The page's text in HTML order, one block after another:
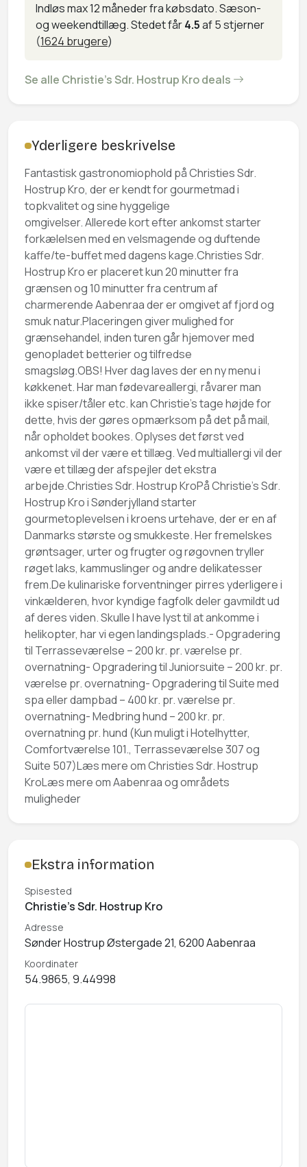
Indløs max 12 måneder fra købsdato. Sæson-
og weekendtillæg. Stedet får4.5af 5 stjerner
(1624 brugere)
Se alle Christie's Sdr. Hostrup Kro deals
Yderligere beskrivelse
Fantastisk gastronomiophold på Christies Sdr.
Hostrup Kro, der er kendt for gourmetmad i
topkvalitet og sine hyggelige
omgivelser. Allerede kort efter ankomst starter
forkælelsen med en velsmagende og duftende
kaffe/te-buffet med dagens kage.Christies Sdr.
Hostrup Kro er placeret kun 20 minutter fra
grænsen og 10 minutter fra centrum af
charmerende Aabenraa der er omgivet af fjord og
smuk natur.Placeringen giver mulighed for
grænsehandel, inden turen går hjemover med
genopladet betterier og tilfredse
smagsløg.OBS! Hver dag laves der en ny menu i
køkkenet. Har man fødevareallergi, råvarer man
ikke spiser/tåler etc. kan Christie’s tage højde for
dette, hvis der gøres opmærksom på det på mail,
når opholdet bookes. Oplyses det først ved
ankomst vil der være et tillæg. Ved multiallergi vil der
være et tillæg der afspejler det ekstra
arbejde.Christies Sdr. Hostrup KroPå Christie’s Sdr.
Hostrup Kro i Sønderjylland starter
gourmetoplevelsen i kroens urtehave, der er en af
Danmarks største og smukkeste. Her fremelskes
grøntsager, urter og frugter og røgovnen tryller
røget laks, kammuslinger og andre delikatesser
frem.De kulinariske forventninger pirres yderligere i
vinkælderen, hvor kyndige fagfolk deler gavmildt ud
af deres viden. Skulle I have lyst til at ankomme i
helikopter, har vi egen landingsplads.- Opgradering
til Terrasseværelse – 200 kr. pr. værelse pr.
overnatning- Opgradering til Juniorsuite – 200 kr. pr.
værelse pr. overnatning- Opgradering til Suite med
spa eller dampbad – 400 kr. pr. værelse pr.
overnatning- Medbring hund – 200 kr. pr.
overnatning pr. hund (Kun muligt i Hotelhytter,
Comfortværelse 101., Terrasseværelse 307 og
Suite 507)Læs mere om Christies Sdr. Hostrup
KroLæs mere om Aabenraa og områdets
muligheder
Ekstra information
Spisested
Christie's Sdr. Hostrup Kro
Adresse
Sønder Hostrup Østergade 21, 6200 Aabenraa
Koordinater
54.9865, 9.44998